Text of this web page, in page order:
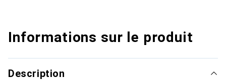
Informations sur le produit
Description